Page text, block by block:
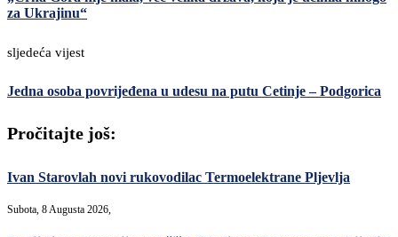
za Ukrajinu“
sljedeća vijest
Jedna osoba povrijeđena u udesu na putu Cetinje – Podgorica
Pročitajte još:
Ivan Starovlah novi rukovodilac Termoelektrane Pljevlja
Subota, 8 Augusta 2026,